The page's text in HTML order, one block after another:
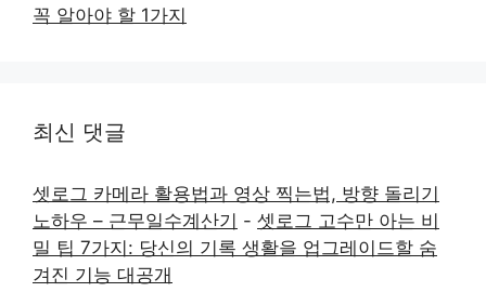
꼭 알아야 할 1가지
최신 댓글
셋로그 카메라 활용법과 영상 찍는법, 방향 돌리기
노하우 – 근무일수계산기 - 셋로그 고수만 아는 비
밀 팁 7가지: 당신의 기록 생활을 업그레이드할 숨
겨진 기능 대공개